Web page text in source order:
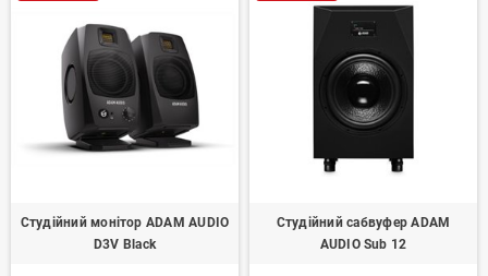
Студійний монітор ADAM AUDIO
D3V Black
Студійний сабвуфер ADAM
AUDIO Sub 12